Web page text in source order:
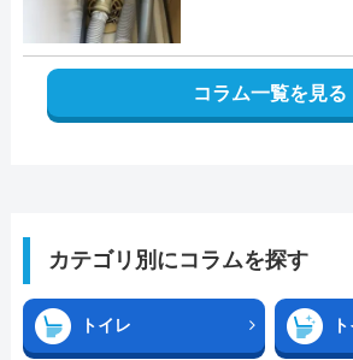
コラム一覧を見る
カテゴリ別にコラムを探す
トイレ